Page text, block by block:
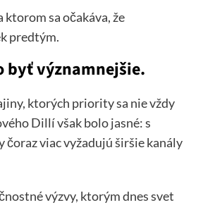
sa očakáva, že
predtým.
byť významnejšie.
ktorých priority sa nie vždy
Dillí však bolo jasné: s
viac vyžadujú širšie kanály
výzvy, ktorým dnes svet